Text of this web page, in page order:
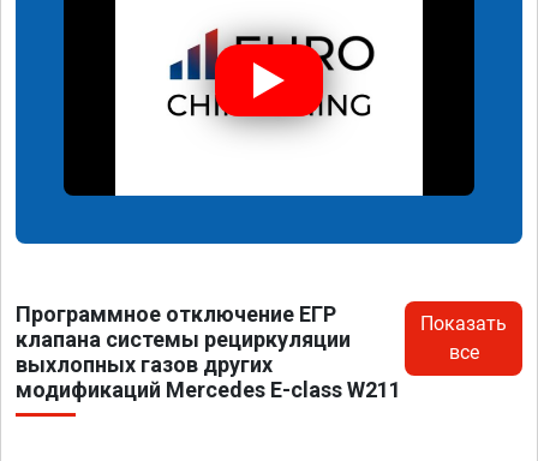
Программное отключение ЕГР
клапана системы рециркуляции
выхлопных газов других
модификаций Mercedes E-class W211
Показать
все